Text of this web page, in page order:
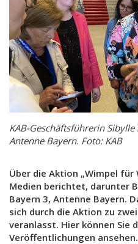
KAB-Geschäftsführerin
Antenne Bayern. Foto: KAB
Über die Aktion „Wimpel für
Medien berichtet, darunter
Bayern 3, Antenne Bayern.
sich durch die Aktion zu
veranlasst. Hier können Sie
Veröffentlichungen ansehen.